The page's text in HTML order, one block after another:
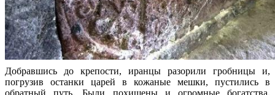
Добравшись до крепости, иранцы разорили гробницы и,
погрузив останки царей в кожаные мешки, пустились в